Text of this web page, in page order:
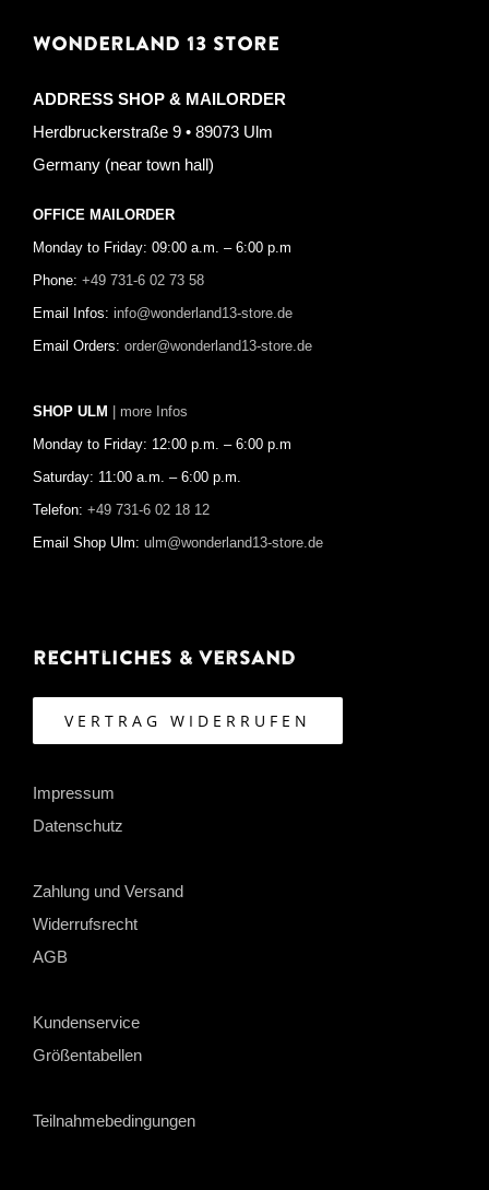
WONDERLAND 13 STORE
ADDRESS SHOP & MAILORDER
Herdbruckerstraße 9 • 89073 Ulm
Germany (near town hall)
OFFICE MAILORDER
Monday to Friday: 09:00 a.m. – 6:00 p.m
Phone: +49 731-6 02 73 58
Email Infos: info@wonderland13-store.de
Email Orders: order@wonderland13-store.de
SHOP ULM | more Infos
Monday to Friday: 12:00 p.m. – 6:00 p.m
Saturday: 11:00 a.m. – 6:00 p.m.
Telefon: +49 731-6 02 18 12
Email Shop Ulm: ulm@wonderland13-store.de
Rechtliches & Versand
VERTRAG WIDERRUFEN
Impressum
Datenschutz
Zahlung und Versand
Widerrufsrecht
AGB
Kundenservice
Größentabellen
Teilnahmebedingungen